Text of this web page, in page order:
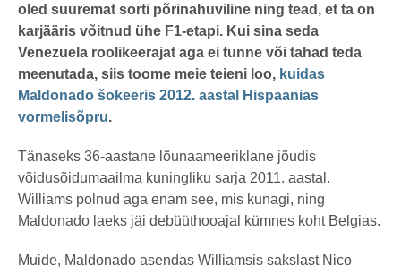
g
o
oled suuremat sorti põrinahuviline ning tead, et ta on
karjääris võitnud ühe F1-etapi. Kui sina seda
Venezuela roolikeerajat aga ei tunne või tahad teda
meenutada, siis toome meie teieni loo, kuidas
Maldonado šokeeris 2012. aastal Hispaanias
vormelisõpru.
Tänaseks 36-aastane lõunaameeriklane jõudis
võidusõidumaailma kuningliku sarja 2011. aastal.
Williams polnud aga enam see, mis kunagi, ning
Maldonado laeks jäi debüüthooajal kümnes koht Belgias.
Muide, Maldonado asendas Williamsis sakslast Nico